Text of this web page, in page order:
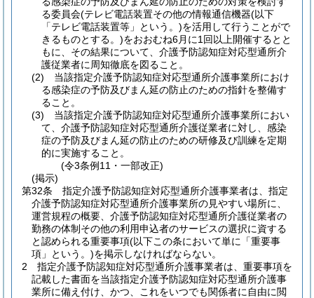
る委員会(テレビ電話装置その他の情報通信機器(以下
「テレビ電話装置等」という。)を活用して行うことがで
きるものとする。)をおおむね6月に1回以上開催するとと
もに、その結果について、介護予防認知症対応型通所介
護従業者に周知徹底を図ること。
(2)
当該指定介護予防認知症対応型通所介護事業所におけ
る感染症の予防及びまん延の防止のための指針を整備す
ること。
(3)
当該指定介護予防認知症対応型通所介護事業所におい
て、介護予防認知症対応型通所介護従業者に対し、感染
症の予防及びまん延の防止のための研修及び訓練を定期
的に実施すること。
(令3条例11・一部改正)
(掲示)
第32条
指定介護予防認知症対応型通所介護事業者は、指定
介護予防認知症対応型通所介護事業所の見やすい場所に、
運営規程の概要、介護予防認知症対応型通所介護従業者の
勤務の体制その他の利用申込者のサービスの選択に資する
と認められる重要事項(以下この条において単に「重要事
項」という。)を掲示しなければならない。
2
指定介護予防認知症対応型通所介護事業者は、重要事項を
記載した書面を当該指定介護予防認知症対応型通所介護事
業所に備え付け、かつ、これをいつでも関係者に自由に閲